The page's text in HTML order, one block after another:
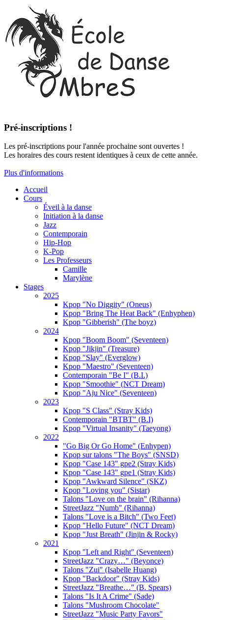
Pré-inscriptions !
Les pré-inscriptions pour l'année prochaine sont ouvertes !
Les horaires des cours restent identiques à ceux de cette année.
Plus d'informations
Accueil
Cours
Éveil à la danse
Initiation à la danse
Jazz
Contemporain
Hip-Hop
K-Pop
Les Professeurs
Camille
Marylène
Stages
2025
Kpop "No Diggity" (Oneus)
Kpop "Bring The Heat Back" (Enhyphen)
Kpop "Gibberish" (The boyz)
2024
Kpop "Boom Boom" (Seventeen)
Kpop "Jikjin" (Treasure)
Kpop "Slay" (Everglow)
Kpop "Maestro" (Seventeen)
Contemporain "Be I" (B.I.)
Kpop "Smoothie" (NCT Dream)
Kpop "Aju Nice" (Seventeen)
2023
Kpop "S Class" (Stray Kids)
Contemporain "BTBT" (B.I)
Kpop "Virtual Insanity" (Taeyong)
2022
"Go Big Or Go Home" (Enhypen)
Kpop sur talons "The Boys" (SNSD)
Kpop "Case 143" gpe2 (Stray Kids)
Kpop "Case 143" gpe1 (Stray Kids)
Kpop "Awkward Silence" (SKZ)
Kpop "Loving you" (Sistar)
Talons "Love on the brain" (Rihanna)
StreetJazz "Numb" (Rihanna)
Talons "Love is a Bitch" (Two Feet)
Kpop "Hello Future" (NCT Dream)
Kpop "Just Breath" (Jinjin & Rocky)
2021
Kpop "Left and Right" (Seventeen)
StreetJazz "Crazy…" (Beyonce)
Talons "Zui" (Isabelle Huang)
Kpop "Backdoor" (Stray Kids)
StreetJazz "Breathe…" (B. Spears)
Talons "Is It A Crime" (Sade)
Talons "Mushroom Chocolate"
StreetJazz "Music Party Favors"